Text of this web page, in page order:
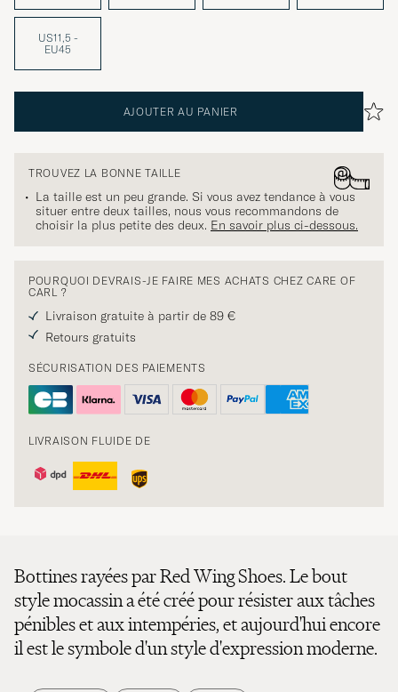
US11,5 -
EU45
AJOUTER AU PANIER
TROUVEZ LA BONNE TAILLE
La taille est un peu grande. Si vous avez tendance à vous
situer entre deux tailles, nous vous recommandons de
choisir la plus petite des deux. En savoir plus ci-dessous.
POURQUOI DEVRAIS-JE FAIRE MES ACHATS CHEZ CARE OF
CARL ?
Livraison gratuite à partir de 89 €
Retours gratuits
SÉCURISATION DES PAIEMENTS
LIVRAISON FLUIDE DE
Bottines rayées par Red Wing Shoes. Le bout
style mocassin a été créé pour résister aux tâches
pénibles et aux intempéries, et aujourd'hui encore
il est le symbole d'un style d'expression moderne.